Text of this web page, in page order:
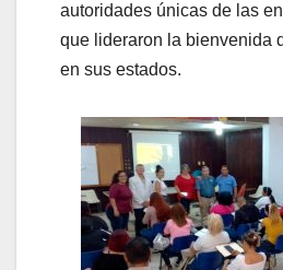
autoridades únicas de las
que lideraron la bienvenida
en sus estados.